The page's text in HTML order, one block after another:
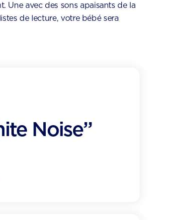
Une avec des sons apaisants de la
de lecture, votre bébé sera
Noise”